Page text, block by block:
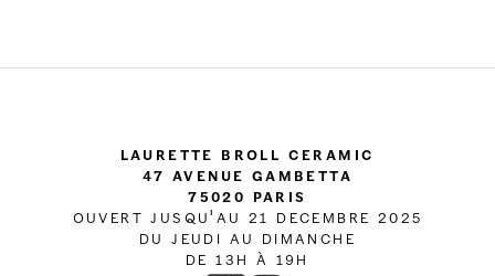
Points de vente
L’atelier
Contact
Laurette Broll Ceramic
47 Avenue Gambetta
75020 Paris
OUVERT JUSQU'AU 21 DECEMBRE 2025
DU JEUDI AU DIMANCHE
DE 13H À 19H